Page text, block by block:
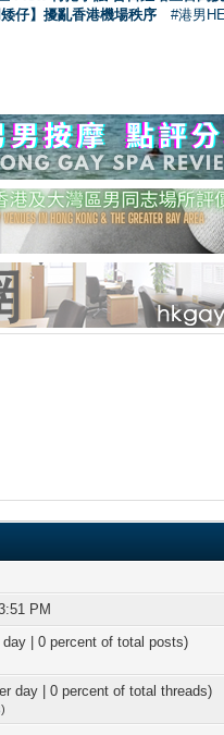
仔】擾亂香港機場秩序 #港男
PM
| 0 percent of total posts)
day | 0 percent of total threads)
)